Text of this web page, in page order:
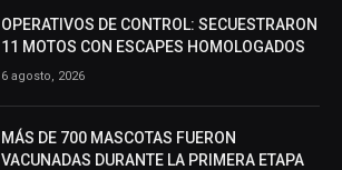
OPERATIVOS DE CONTROL: SECUESTRARON
11 MOTOS CON ESCAPES HOMOLOGADOS
6 agosto, 2026
MÁS DE 700 MASCOTAS FUERON
VACUNADAS DURANTE LA PRIMERA ETAPA